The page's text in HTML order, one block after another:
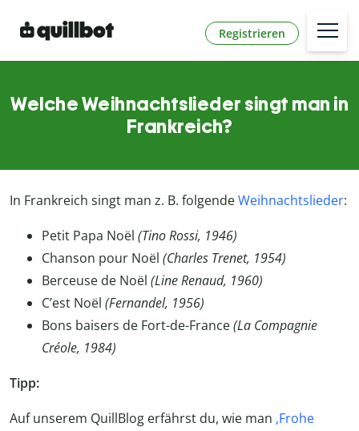
Registrieren
Welche Weihnachtslieder singt man in
Frankreich?
In Frankreich singt man z. B. folgendeWeihnachtslieder:
Petit Papa Noël (Tino Rossi, 1946)
Chanson pour Noël (Charles Trenet, 1954)
Berceuse de Noël (Line Renaud, 1960)
C’est Noël (Fernandel, 1956)
Bons baisers de Fort-de-France(La Compagnie
Créole, 1984)
Tipp:
Auf unserem QuillBlog erfährst du, wie man ‚Frohe